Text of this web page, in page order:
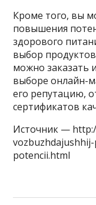
Кроме того, вы
повышения
здорового
выбор
можно заказать
выборе онлайн-
его репутацию,
сертификатов
Источник —
potencii.html